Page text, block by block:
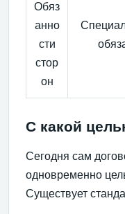
Обяз
анно
сти
стор
он
С какой
Сегодня сам
одновременно
Существует